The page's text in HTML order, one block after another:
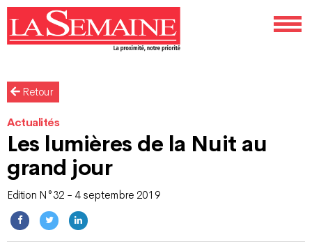
Retour
Actualités
Les lumières de la Nuit au
grand jour
Edition N°32 - 4 septembre 2019